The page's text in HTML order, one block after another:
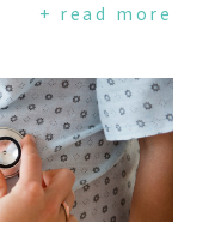
病女性和有糖尿病風
性仍應在產後檢查時與
制血糖.在下一次懷孕
:Healio(2018.11.06)、
隱性糖尿病患者,迅速
量可能意味著一個人的
素、礦物質和纖維,因
而不是乾果,少喝果汁
高的人應該少吃水果
2型糖尿病.體重增加
里比燃燒的卡路里多.
+ read more